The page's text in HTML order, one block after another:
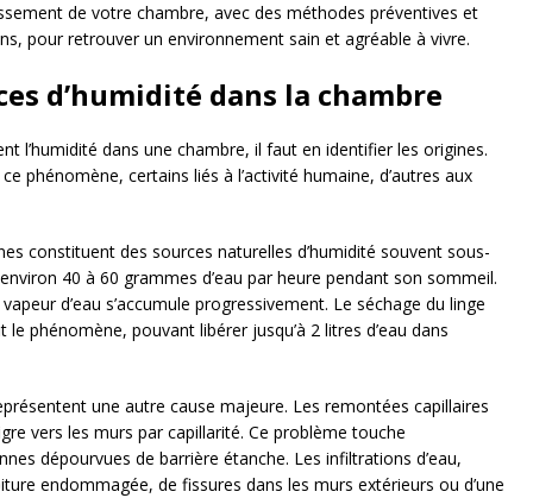
de votre chambre, avec des méthodes préventives et
pour retrouver un environnement sain et agréable à vivre.
d’humidité dans la chambre
l’humidité dans une chambre, il faut en identifier les origines.
phénomène, certains liés à l’activité humaine, d’autres aux
constituent des sources naturelles d’humidité souvent sous-
40 à 60 grammes d’eau par heure pendant son sommeil.
d’eau s’accumule progressivement. Le séchage du linge
phénomène, pouvant libérer jusqu’à 2 litres d’eau dans
une autre cause majeure. Les remontées capillaires
vers les murs par capillarité. Ce problème touche
dépourvues de barrière étanche. Les infiltrations d’eau,
endommagée, de fissures dans les murs extérieurs ou d’une